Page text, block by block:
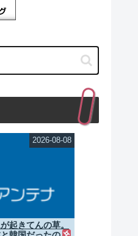
起きてんの草。
2026-08-08